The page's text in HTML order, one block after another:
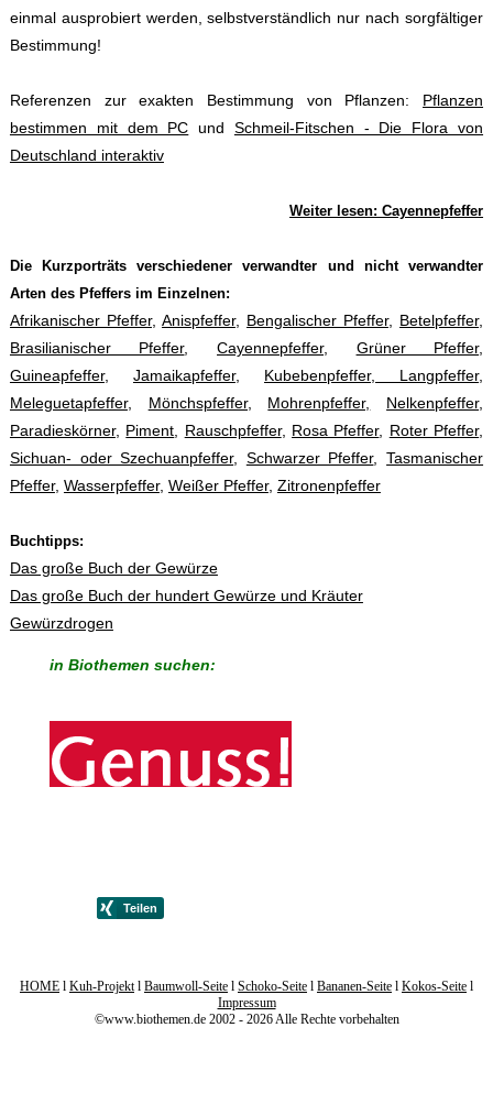
einmal ausprobiert werden, selbstverständlich nur nach sorgfältiger
Bestimmung!
Referenzen zur exakten Bestimmung von Pflanzen: Pflanzen
bestimmen mit dem PC und Schmeil-Fitschen - Die Flora von
Deutschland interaktiv
Weiter lesen: Cayennepfeffer
Die Kurzporträts verschiedener verwandter und nicht verwandter
Arten des Pfeffers im Einzelnen:
Afrikanischer Pfeffer, Anispfeffer, Bengalischer Pfeffer, Betelpfeffer,
Brasilianischer Pfeffer,Cayennepfeffer, Grüner Pfeffer,
Guineapfeffer, Jamaikapfeffer, Kubebenpfeffer, Langpfeffer,
Meleguetapfeffer, Mönchspfeffer, Mohrenpfeffer, Nelkenpfeffer,
Paradieskörner, Piment Rauschpfeffer, Rosa Pfeffer, Roter Pfeffer,
Sichuan- oder Szechuanpfeffer, Schwarzer Pfeffer,Tasmanischer
Pfeffer, Wasserpfeffer, Weißer Pfeffer, Zitronenpfeffer
Buchtipps:
Das große Buch der Gewürze
Das große Buch der hundert Gewürze und Kräuter
Gewürzdrogen
in Biothemen suchen:
HOME l Kuh-Projektl Baumwoll-Seite l Schoko-Seite l Bananen-Seite l Kokos-Seite l
Impressum
©www.biothemen.de 2002 - 2026 Alle Rechte vorbehalten